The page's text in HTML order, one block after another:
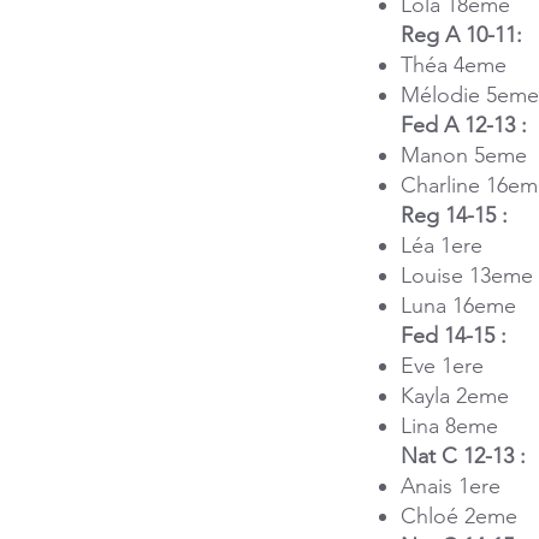
Reg A 10-11:
Théa 4eme
Mélodie
Fed A 12-13 :
Manon 5eme
Charline
Reg 14-15 :
Léa 1ere
Louise 13eme
Luna 16eme
Fed 14-15 :
Eve 1ere
Kayla 2eme
Lina 8eme
Nat C 12-13 :
Anais 1ere
Chloé 2eme